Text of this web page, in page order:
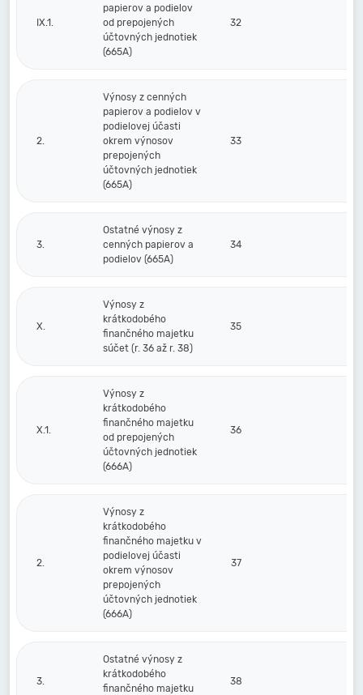
IX.1.
papierov a podielov
od prepojených
účtovných jednotiek
(665A)
32
2.
Výnosy z cenných
papierov a podielov v
podielovej účasti
okrem výnosov
prepojených
účtovných jednotiek
(665A)
33
3.
Ostatné výnosy z
cenných papierov a
podielov (665A)
34
X.
Výnosy z
krátkodobého
finančného majetku
súčet (r. 36 až r. 38)
35
X.1.
Výnosy z
krátkodobého
finančného majetku
od prepojených
účtovných jednotiek
(666A)
36
2.
Výnosy z
krátkodobého
finančného majetku v
podielovej účasti
okrem výnosov
prepojených
účtovných jednotiek
(666A)
37
3.
Ostatné výnosy z
krátkodobého
finančného majetku
38